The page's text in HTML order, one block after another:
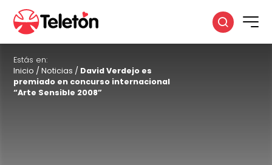
Estás en:
Inicio /Noticias / David Verdejo es
premiado en concurso internacional
“Arte Sensible 2008”